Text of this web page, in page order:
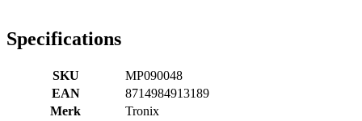
Specifications
SKU
MP090048
EAN
8714984913189
Merk
Tronix